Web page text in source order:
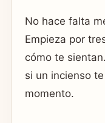
No hace falta
Empieza por
cómo te
si un incienso
momento.